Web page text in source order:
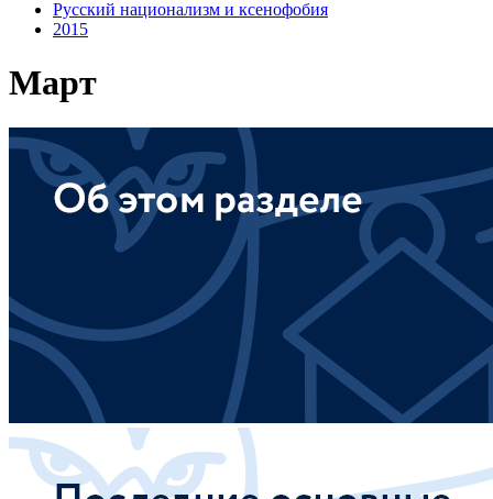
Русский национализм и ксенофобия
2015
Март